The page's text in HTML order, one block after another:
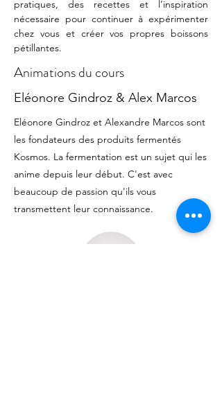
pratiques, des recettes et l’inspiration
nécessaire pour continuer à expérimenter
chez vous et créer vos propres boissons
pétillantes.
Animations du cours
Eléonore Gindroz & Alex Marcos
Eléonore Gindroz et Alexandre Marcos sont
les fondateurs des produits fermentés
Kosmos. La fermentation est un sujet qui les
anime depuis leur début. C'est avec
beaucoup de passion qu'ils vous
transmettent leur connaissance.